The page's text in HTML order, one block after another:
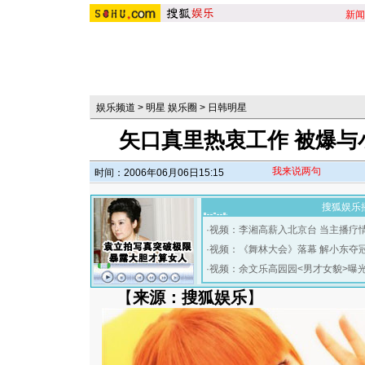
新闻
娱乐频道 > 明星 娱乐圈 > 日韩明星
矢口真里热衷工作 被爆
时间：2006年06月06日15:15 我来说两句
搜狐娱乐
·视频：李湘高薪入北京台 当主播疗
·视频：《舞林大会》落幕 解小东夺
·视频：余文乐高园园<男才女貌>曝
【来源：搜狐娱乐】